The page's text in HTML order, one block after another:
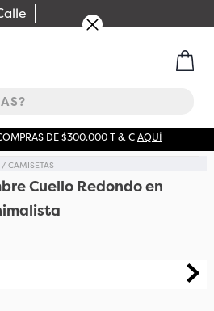
DE $300.000 T & CAQUÍ
CAMISETAS
Cuello Redondo en